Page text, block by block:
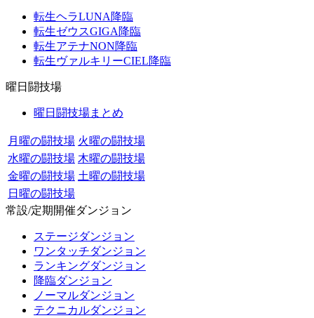
転生ヘラLUNA降臨
転生ゼウスGIGA降臨
転生アテナNON降臨
転生ヴァルキリーCIEL降臨
曜日闘技場
曜日闘技場まとめ
月曜の闘技場 火曜の闘技場
水曜の闘技場 木曜の闘技場
金曜の闘技場 土曜の闘技場
日曜の闘技場
常設/定期開催ダンジョン
ステージダンジョン
ワンタッチダンジョン
ランキングダンジョン
降臨ダンジョン
ノーマルダンジョン
テクニカルダンジョン